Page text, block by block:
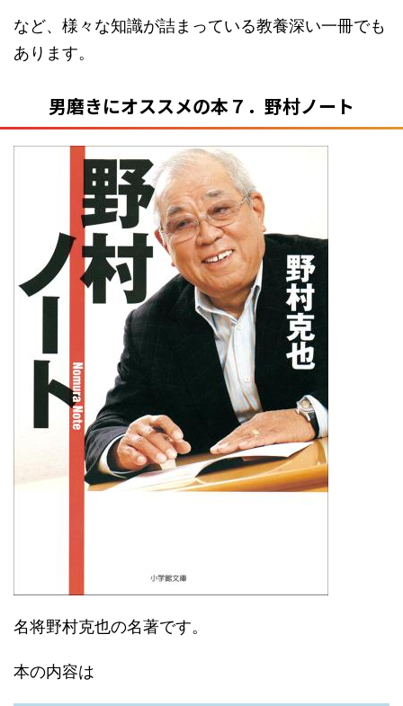
など、様々な知識が詰まっている教養深い一冊でも
あります。
男磨きにオススメの本７．野村ノート
名将野村克也の名著です。
本の内容は